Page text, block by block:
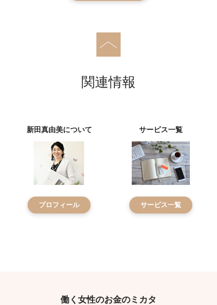
関連情報
新田真由美について
プロフィール
サービス一覧
サービス一覧
働く女性のお金のミカタ